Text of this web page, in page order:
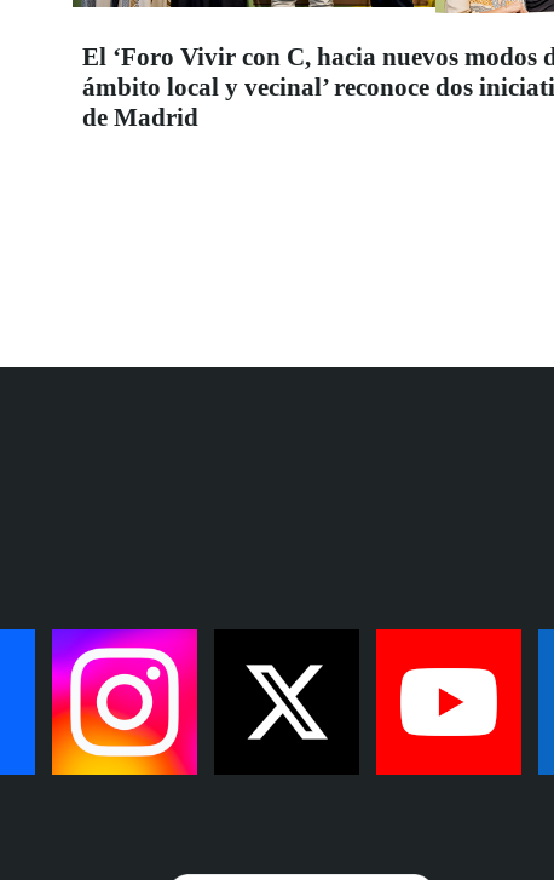
El ‘Foro Vivir con C, hacia nuevos modos
ámbito local y vecinal’ reconoce dos
de Madrid